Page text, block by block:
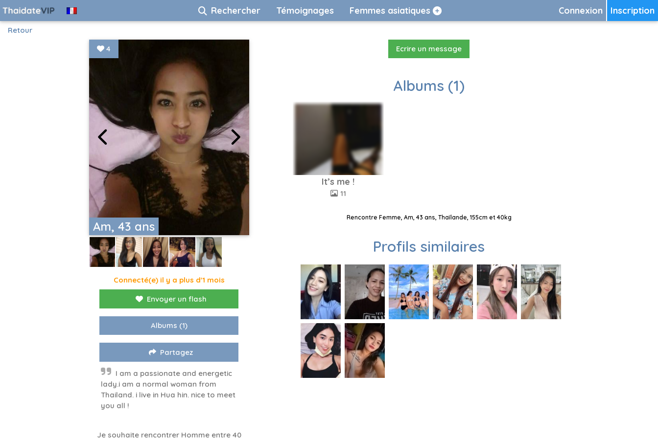
Inscription
Connexion
Rechercher Témoignages Femmes asiatiques
Retour
Am, 43 ans
4
Connecté(e) il y a plus d'1 mois
Envoyer un flash
Albums (1)
Partagez
I am a passionate and energetic
lady.i am a normal woman from
Thailand. i live in Hua hin. nice to meet
you all !
Je souhaite rencontrer Homme entre 40
Ecrire un message
Albums (1)
It’s me !
11
Rencontre Femme, Am, 43 ans, Thaïlande, 155cm et 40kg
Profils similaires